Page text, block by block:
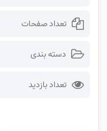
تعداد صفحات
دسته بندی
تعداد بازدید